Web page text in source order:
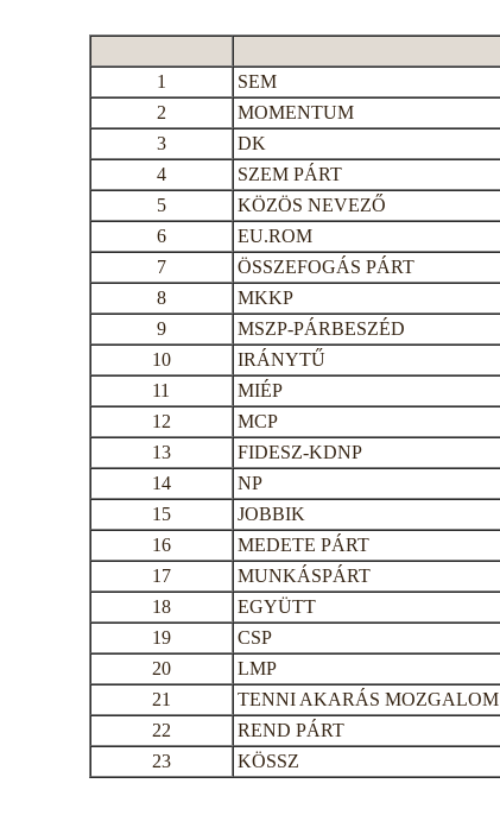
1
SEM
2
MOMENTUM
3
DK
4
SZEM PÁRT
5
KÖZÖS NEVEZŐ
6
EU.ROM
7
ÖSSZEFOGÁS PÁRT
8
MKKP
9
MSZP-PÁRBESZÉD
10
IRÁNYTŰ
11
MIÉP
12
MCP
13
FIDESZ-KDNP
14
NP
15
JOBBIK
16
MEDETE PÁRT
17
MUNKÁSPÁRT
18
EGYÜTT
19
CSP
20
LMP
21
TENNI AKARÁS MOZGALOM
22
REND PÁRT
23
KÖSSZ